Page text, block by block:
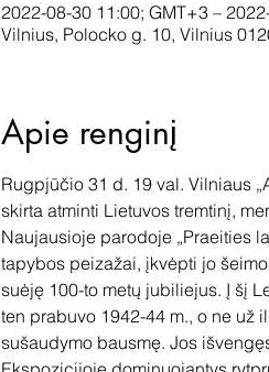
2022-08-30 11:00; GMT+3 –
Vilnius, Polocko g. 10, Vilnius
Apie renginį
Rugpjūčio 31 d. 19 val. Vilniaus
skirta atminti Lietuvos tremtinį,
Naujausioje parodoje „Praeities
tapybos peizažai, įkvėpti jo
suėję 100-to metų jubiliejus. Į šį
ten prabuvo 1942-44 m., o ne už
sušaudymo bausmę. Jos